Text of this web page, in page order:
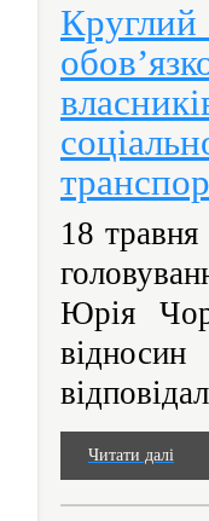
18
Юрія
Читати далі